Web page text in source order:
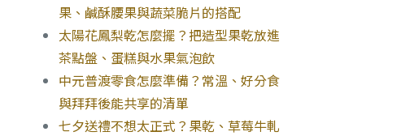
果、鹹酥腰果與蔬菜脆片的搭配
太陽花鳳梨乾怎麼擺？把造型果乾放進
茶點盤、蛋糕與水果氣泡飲
中元普渡零食怎麼準備？常溫、好分食
與拜拜後能共享的清單
七夕送禮不想太正式？果乾、草莓牛軋